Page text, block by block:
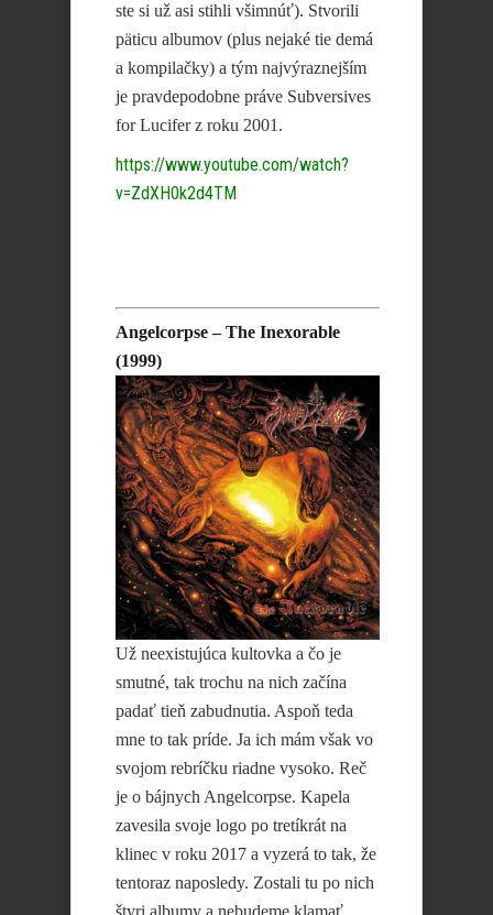
ste si už asi stihli všimnúť). Stvorili
päticu albumov (plus nejaké tie demá
a kompilačky) a tým najvýraznejším
je pravdepodobne práve Subversives
for Lucifer z roku 2001.
https://www.youtube.com/watch?
v=ZdXH0k2d4TM
Angelcorpse – The Inexorable
(1999)
Už neexistujúca kultovka a čo je
smutné, tak trochu na nich začína
padať tieň zabudnutia. Aspoň teda
mne to tak príde. Ja ich mám však vo
svojom rebríčku riadne vysoko. Reč
je o bájnych Angelcorpse. Kapela
zavesila svoje logo po tretíkrát na
klinec v roku 2017 a vyzerá to tak, že
tentoraz naposledy. Zostali tu po nich